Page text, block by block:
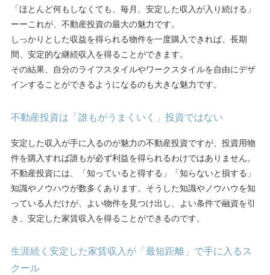
「ほとんど何もしなくても、毎月、安定した収入が入り続ける」
ーーこれが、不動産投資の最大の魅力です。
しっかりとした収益を得られる物件を一度購入できれば、長期
間、安定的な継続収入を得ることができます。
その結果、自分のライフスタイルやワークスタイルを自由にデザ
インすることができるようになるのも大きな魅力です。
不動産投資は「誰もがうまくいく」投資ではない
安定した収入が手に入るのが魅力の不動産投資ですが、投資用物
件を購入すれば誰もが必ず利益を得られるわけではありません。
不動産投資には、「知っていると得する」「知らないと損する」
知識やノウハウが数多くあります。そうした知識やノウハウを知
っている人だけが、よい物件を見つけ出し、よい条件で融資を引
き、安定した家賃収入を得ることができるのです。
生涯続く安定した家賃収入が「最短距離」で手に入るス
クール